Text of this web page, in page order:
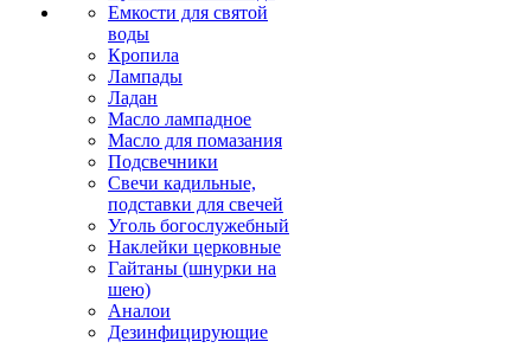
Емкости для святой
воды
Кропила
Лампады
Ладан
Масло лампадное
Масло для помазания
Подсвечники
Свечи кадильные,
подставки для свечей
Уголь богослужебный
Наклейки церковные
Гайтаны (шнурки на
шею)
Аналои
Дезинфицирующие